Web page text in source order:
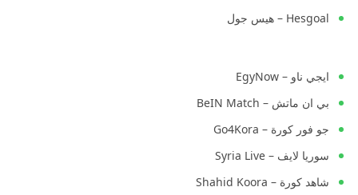
Hesgoal – هيس جول
ايجي ناو – EgyNow
بي ان ماتش – BeIN Match
جو فور كورة – Go4Kora
سوريا لايف – Syria Live
شاهد كورة – Shahid Koora